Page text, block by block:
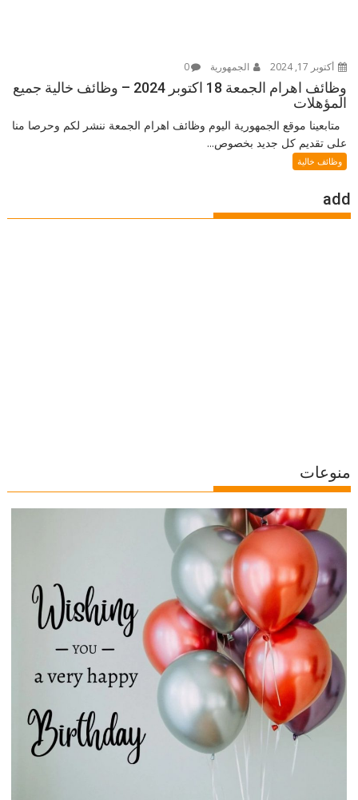
أكتوبر 17, 2024 الجمهورية 0
وظائف اهرام الجمعة 18 اكتوبر 2024 – وظائف خالية جميع
المؤهلات
متابعينا موقع الجمهورية اليوم وظائف اهرام الجمعة ننشر لكم وحرصا منا
على تقديم كل جديد بخصوص...
وظائف خالية
add
منوعات